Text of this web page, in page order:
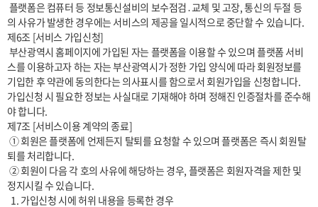
의 사유가 발생한 경우에는 서비스의 제공을 일시적으로 중단할 수 있습니다.
제6조 [서비스 가입신청]
스를 이용하고자 하는 자는 부산광역시가 정한 가입 양식에 따라 회원정보를
기입한 후 약관에 동의한다는 의사표시를 함으로서 회원가입을 신청합니다.
가입신청 시 필요한 정보는 사실대로 기재해야 하며 정해진 인증절차를 준수해
야 합니다.
제7조 [서비스이용 계약의 종료]
퇴를 처리합니다.
정지시킬 수 있습니다.